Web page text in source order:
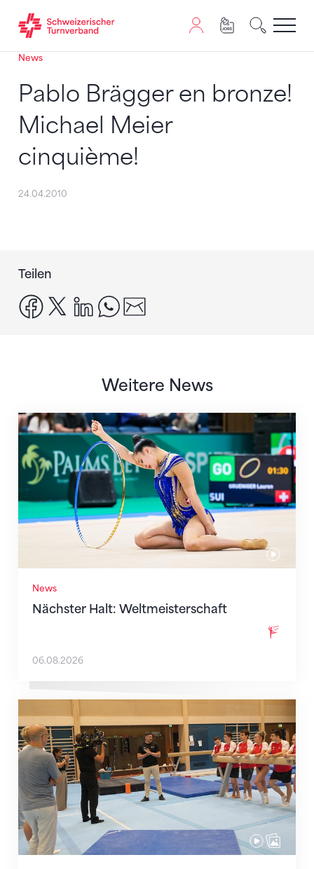
Zum Inhalt springen
Zur Sitemap navigieren
Zum Navigieren dieser Seite wird JavaScript benötigt.
News
Pablo Brägger en bronze!
Michael Meier
cinquième!
24.04.2010
Teilen
facebook
x linkedinwhatsapp
Weitere News
News
Nächster Halt: Weltmeisterschaft
Nächster Halt: Weltmeisterschaft
06.08.2026
Mit klaren Zielen nach Zagreb